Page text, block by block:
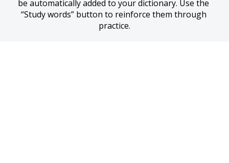
be automatically added to your dictionary. Use the
“Study words” button to reinforce them through
practice.